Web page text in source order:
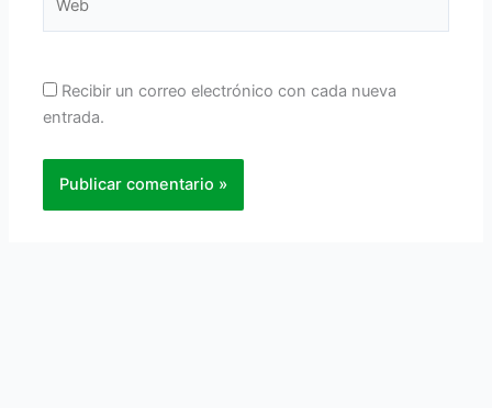
Recibir un correo electrónico con cada nueva
entrada.